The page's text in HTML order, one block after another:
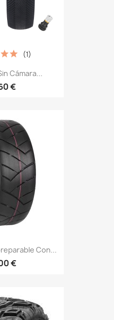
Cámara...
€
(1)
Con...
€